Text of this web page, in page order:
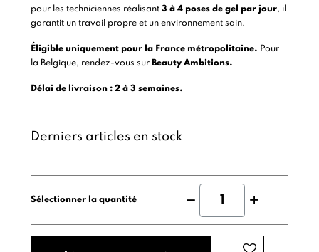
pour les techniciennes réalisant 3 à 4 poses de gel par jour, il
garantit un travail propre et un environnement sain.
Éligible uniquement pour la France métropolitaine. Pour
la Belgique, rendez-vous sur Beauty Ambitions.
Délai de livraison : 2 à 3 semaines.
Derniers articles en stock
Sélectionner la quantité